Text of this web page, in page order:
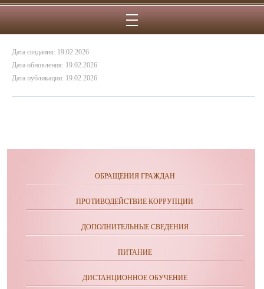
Дата создания: 19.02.2026
Дата обновления: 19.02.2026
Дата публикации: 19.02.2026
ОБРАЩЕНИЯ ГРАЖДАН
ПРОТИВОДЕЙСТВИЕ КОРРУПЦИИ
ДОПОЛНИТЕЛЬНЫЕ СВЕДЕНИЯ
ПИТАНИЕ
ДИСТАНЦИОННОЕ ОБУЧЕНИЕ